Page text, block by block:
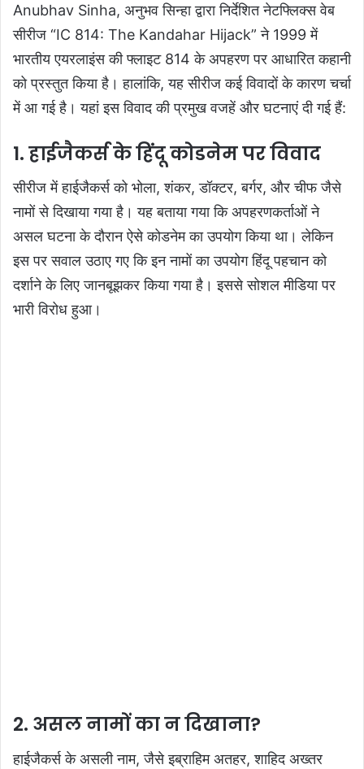
Anubhav Sinha, अनुभव सिन्हा द्वारा निर्देशित नेटफ्लिक्स वेब
सीरीज “IC 814: The Kandahar Hijack” ने 1999 में
भारतीय एयरलाइंस की फ्लाइट 814 के अपहरण पर आधारित कहानी
को प्रस्तुत किया है। हालांकि, यह सीरीज कई विवादों के कारण चर्चा
में आ गई है। यहां इस विवाद की प्रमुख वजहें और घटनाएं दी गई हैं:
1. हाईजैकर्स के हिंदू कोडनेम पर विवाद
सीरीज में हाईजैकर्स को भोला, शंकर, डॉक्टर, बर्गर, और चीफ जैसे
नामों से दिखाया गया है। यह बताया गया कि अपहरणकर्ताओं ने
असल घटना के दौरान ऐसे कोडनेम का उपयोग किया था। लेकिन
इस पर सवाल उठाए गए कि इन नामों का उपयोग हिंदू पहचान को
दर्शाने के लिए जानबूझकर किया गया है। इससे सोशल मीडिया पर
भारी विरोध हुआ।
2. असल नामों का न दिखाना?
हाईजैकर्स के असली नाम, जैसे इब्राहिम अतहर, शाहिद अख्तर